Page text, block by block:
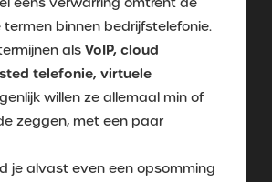
termen binnen bedrijfstelefonie.
als VoIP, cloud
telefonie, virtuele
willen ze allemaal min of
zeggen, met een paar
je alvast even een opsomming